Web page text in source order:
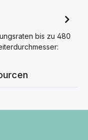
bis zu 480